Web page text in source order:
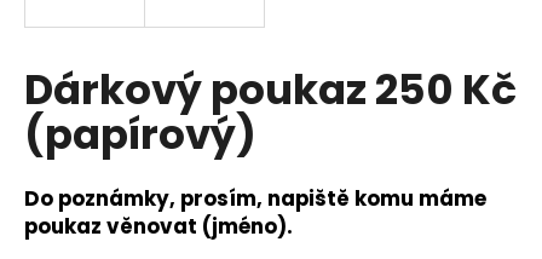
Dárkový poukaz 250 Kč
(papírový)
Do poznámky, prosím, napiště komu máme
poukaz věnovat (jméno).
o
p
o
r
u
č
u